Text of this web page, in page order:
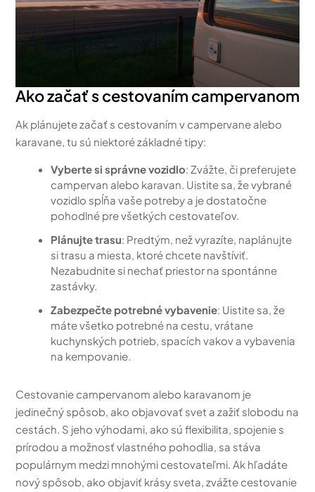
Ako začať s cestovaním campervanom
Ak plánujete začať s cestovaním v campervane alebo
karavane, tu sú niektoré základné tipy:
Vyberte si správne vozidlo: Zvážte, či preferujete
campervan alebo karavan. Uistite sa, že vybrané
vozidlo spĺňa vaše potreby a je dostatočne
pohodlné pre všetkých cestovateľov.
Plánujte trasu: Predtým, než vyrazíte, naplánujte
si trasu a miesta, ktoré chcete navštíviť.
Nezabudnite si nechať priestor na spontánne
zastávky.
Zabezpečte potrebné vybavenie: Uistite sa, že
máte všetko potrebné na cestu, vrátane
kuchynských potrieb, spacích vakov a vybavenia
na kempovanie.
Cestovanie campervanom alebo karavanom je
jedinečný spôsob, ako objavovať svet a zažiť slobodu na
cestách. S jeho výhodami, ako sú flexibilita, spojenie s
prírodou a možnosť vlastného pohodlia, sa stáva
populárnym medzi mnohými cestovateľmi. Ak hľadáte
nový spôsob, ako objaviť krásy sveta, zvážte cestovanie